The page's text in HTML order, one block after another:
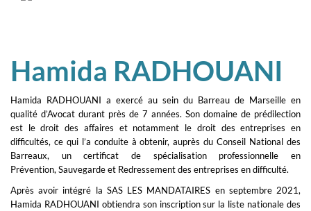
Hamida RADHOUANI
Hamida RADHOUANI a exercé au sein du Barreau de Marseille en
qualité d’Avocat durant près de 7 années. Son domaine de prédilection
est le droit des affaires et notamment le droit des entreprises en
difficultés, ce qui l’a conduite à obtenir, auprès du Conseil National des
Barreaux, un certificat de spécialisation professionnelle en
Prévention, Sauvegarde et Redressement des entreprises en difficulté.
Après avoir intégré la SAS LES MANDATAIRES en septembre 2021,
Hamida RADHOUANI obtiendra son inscription sur la liste nationale des